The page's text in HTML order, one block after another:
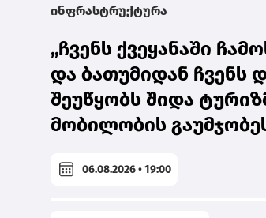
ინფრასტრუქტურა
„ჩვენს ქვეყანაში
და ბათუმიდან ჩვენს
შეუწყობს შიდა
მობილობის
06.08.2026 • 19:00